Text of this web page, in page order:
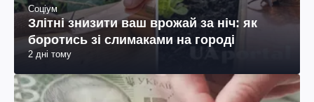
Соціум
Злітні знизити ваш врожай за ніч: як
боротись зі слимаками на городі
2 дні тому